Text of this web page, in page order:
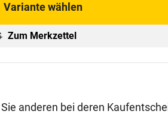
Variante wählen
Zum Merkzettel
anderen bei deren